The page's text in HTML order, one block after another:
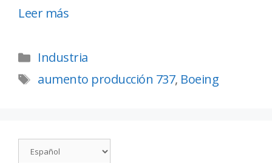
Leer más
Industria
aumento producción 737, Boeing